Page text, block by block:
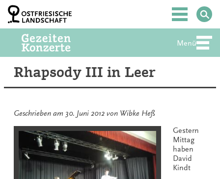
Zum
Inhalt
springen
Hauptmenü
Menü
Rhapsody III in Leer
Geschrieben am 30. Juni 2012 von Wibke Heß
Gestern
Mittag
haben
David
Kindt